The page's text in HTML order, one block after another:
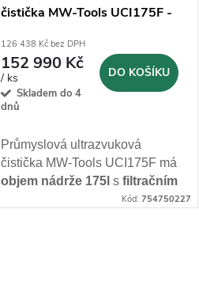
čistička MW-Tools UCI175F -
126 438 Kč bez DPH
152 990 Kč
/ ks
Skladem do 4
dnů
DO KOŠÍKU
Průmyslová ultrazvuková
čistička MW-Tools UCI175F má
objem nádrže 175l s filtračním
, určená proKód:754750227